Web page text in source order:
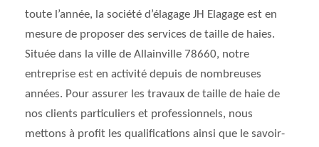
toute l’année, la société d’élagage JH Elagage est en
mesure de proposer des services de taille de haies.
Située dans la ville de Allainville 78660, notre
entreprise est en activité depuis de nombreuses
années. Pour assurer les travaux de taille de haie de
nos clients particuliers et professionnels, nous
mettons à profit les qualifications ainsi que le savoir-